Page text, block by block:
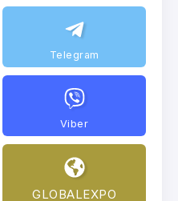
Telegram
Viber
GLOBALEXPO